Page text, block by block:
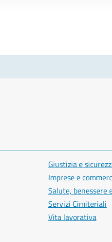
Giustizia e
Imprese e
Salute, benessere
Servizi Cimiteriali
Vita lavorativa